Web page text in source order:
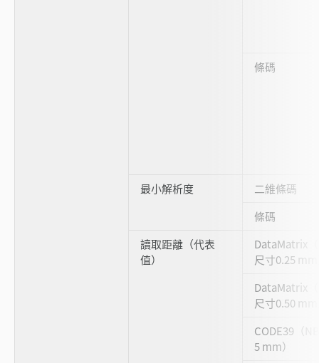
條碼
最小解析度
二維條碼
條碼
讀取距離（代表
值）
DataMatrix
尺寸0.25
DataMatrix
尺寸0.50
CODE39（
5 mm）